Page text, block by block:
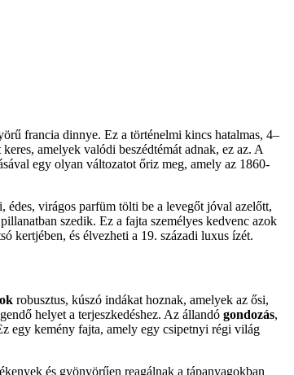
francia dinnye. Ez a történelmi kincs hatalmas, 4–
keres, amelyek valódi beszédtémát adnak, ez az. A
egy olyan változatot őriz meg, amely az 1860-
virágos parfüm tölti be a levegőt jóval azelőtt,
szedik. Ez a fajta személyes kedvenc azok
kertjében, és élvezheti a 19. századi luxus ízét.
robusztus, kúszó indákat hoznak, amelyek az ősi,
helyet a terjeszkedéshez. Az állandó gondozás,
egy kemény fajta, amely egy csipetnyi régi világ
és gyönyörűen reagálnak a tápanyagokban